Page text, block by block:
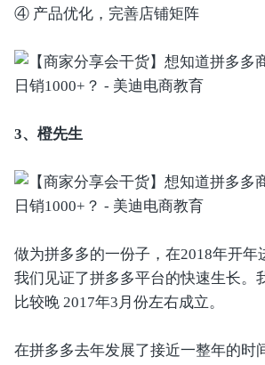
④ 产品优化，完善店铺矩阵
3、橙先生
做为拼多多的一份子，在2018年开年
我们见证了拼多多平台的快速生长。
比较晚 2017年3月份左右成立。
在拼多多去年发展了接近一整年的时